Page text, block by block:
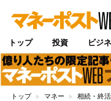
トップ 投資 ビジ
トップ マネー 相続・終活